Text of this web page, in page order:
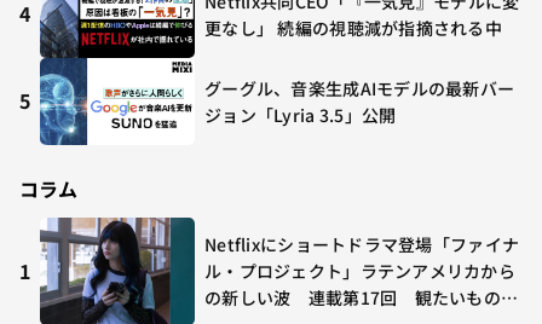
4
更なし」 続編の視聴減が指摘される中
5
グーグル、音楽生成AIモデルの最新バー
ジョン「Lyria 3.5」公開
コラム
1
Netflixにショートドラマ登場「ファイナ
ル・プロジェクト」ラテンアメリカから
の新しい波 連載第17回 観たいものが